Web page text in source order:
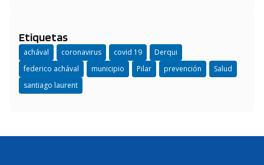
Etiquetas
achával coronavirus covid 19
Derqui
federico achával
municipio Pilar prevención
Salud
santiago laurent